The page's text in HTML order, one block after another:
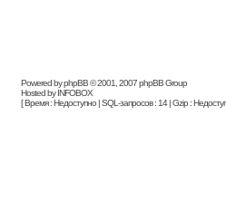
Powered by phpBB © 2001, 2007 phpBB Group
Hosted by INFOBOX
[ Время : Недоступно | SQL-запросов : 14 | Gzip :